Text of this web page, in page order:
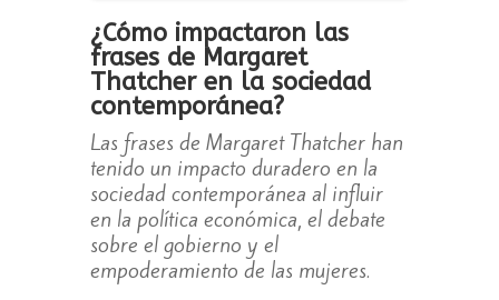
¿Cómo impactaron las
frases de Margaret
Thatcher en la sociedad
contemporánea?
Las frases de Margaret Thatcher han
tenido un impacto duradero en la
sociedad contemporánea al influir
en la política económica, el debate
sobre el gobierno y el
empoderamiento de las mujeres.